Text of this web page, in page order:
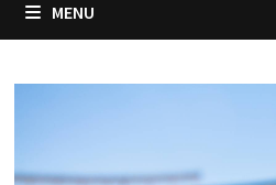
MENU